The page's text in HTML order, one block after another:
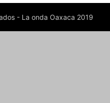
- La onda Oaxaca 2019